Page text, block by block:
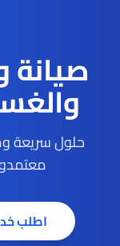
صيانة
حلول سريعة
اطلب